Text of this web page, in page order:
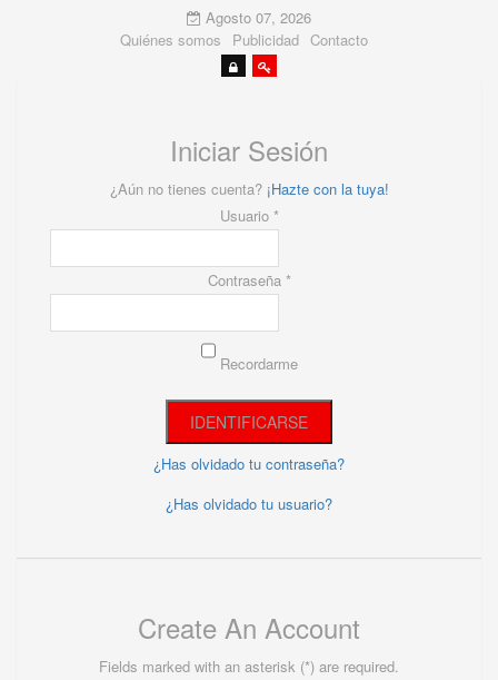
Agosto 07, 2026
Quiénes somos
Publicidad Contacto
Iniciar Sesión
¿Aún no tienes cuenta? ¡Hazte con la tuya!
Usuario *
Contraseña *
Recordarme
¿Has olvidado tu contraseña?
¿Has olvidado tu usuario?
Create An Account
Fields marked with an asterisk (*) are required.